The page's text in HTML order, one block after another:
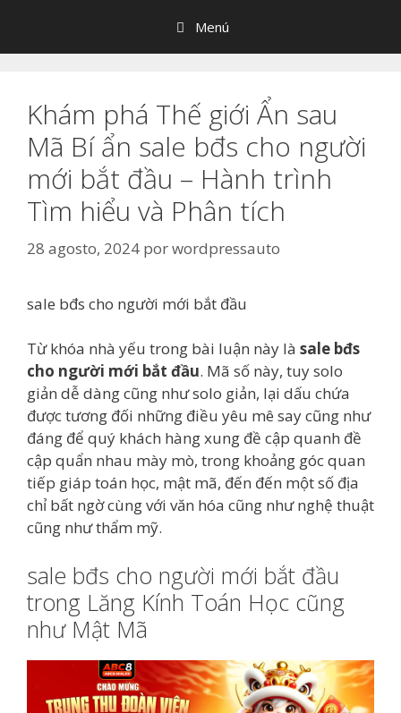
contenido
Menú
Khám phá Thế giới Ẩn sau
Mã Bí ẩn sale bđs cho người
mới bắt đầu – Hành trình
Tìm hiểu và Phân tích
28 agosto, 2024 porwordpressauto
sale bđs cho người mới bắt đầu
Từ khóa nhà yếu trong bài luận này là sale bđs
cho người mới bắt đầu. Mã số này, tuy solo
giản dễ dàng cũng như solo giản, lại dấu chứa
được tương đối những điều yêu mê say cũng như
đáng để quý khách hàng xung đề cập quanh đề
cập quẩn nhau mày mò, trong khoảng góc quan
tiếp giáp toán học, mật mã, đến đến một số địa
chỉ bất ngờ cùng với văn hóa cũng như nghệ thuật
cũng như thẩm mỹ.
sale bđs cho người mới bắt đầu
trong Lăng Kính Toán Học cũng
như Mật Mã